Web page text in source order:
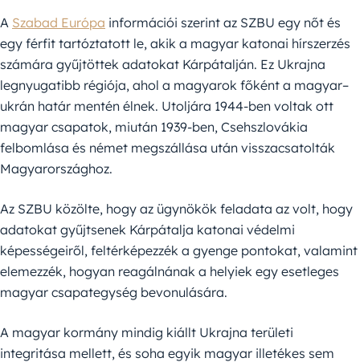
A Szabad Európa információi szerint az SZBU egy nőt és
egy férfit tartóztatott le, akik a magyar katonai hírszerzés
számára gyűjtöttek adatokat Kárpátalján. Ez Ukrajna
legnyugatibb régiója, ahol a magyarok főként a magyar–
ukrán határ mentén élnek. Utoljára 1944-ben voltak ott
magyar csapatok, miután 1939-ben, Csehszlovákia
felbomlása és német megszállása után visszacsatolták
Magyarországhoz.
Az SZBU közölte, hogy az ügynökök feladata az volt, hogy
adatokat gyűjtsenek Kárpátalja katonai védelmi
képességeiről, feltérképezzék a gyenge pontokat, valamint
elemezzék, hogyan reagálnának a helyiek egy esetleges
magyar csapategység bevonulására.
A magyar kormány mindig kiállt Ukrajna területi
integritása mellett, és soha egyik magyar illetékes sem